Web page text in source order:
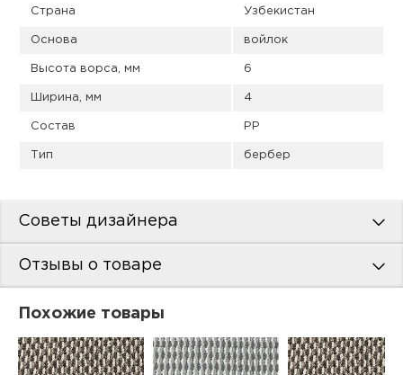
Страна Узбекистан
Основа войлок
Высота ворса, мм 6
Ширина, мм 4
Состав PP
Тип бербер
Советы дизайнера
Отзывы о товаре
Похожие товары